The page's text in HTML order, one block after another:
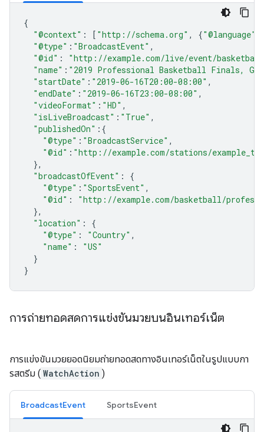
{
"@context" : [ "http://schema.org" , {"@language"
"@type" : "BroadcastEvent" ,
"@id" :
"http://example.com/live/event/
"name" : "2019 Professional Basketball Finals,
"startDate" : "2019-06-16T20:00-08:00" ,
"endDate" : "2019-06-16T23:00-08:00" ,
"videoFormat" : "HD" ,
"isLiveBroadcast" : "True" ,
"publishedOn" :{
"@type" : "BroadcastService" ,
"@id" : "http://example.com/stations/
},
"broadcastOfEvent" :
{
"@type" : "SportsEvent" ,
"@id" :
"http://example.com/basketball/
},
"location" :
{
"@type" : "Country" ,
"name" :
"US"
}
}
การถ่ายทอดสดการแข่งขันมวยบนอินเทอร์เน็ต
การแข่งขันมวยยอดนิยมถ่ายทอดสดทางอินเทอร์เน็ตในรูปแบบกา
รสตรีม ( WatchAction )
BroadcastEvent SportsEvent